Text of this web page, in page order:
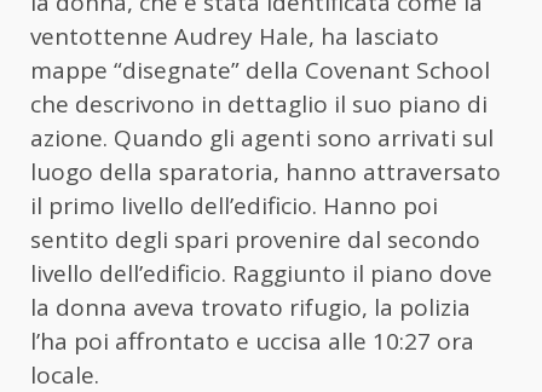
ventottenne Audrey Hale, ha lasciato
mappe “disegnate” della Covenant School
che descrivono in dettaglio il suo piano di
azione. Quando gli agenti sono arrivati sul
luogo della sparatoria, hanno attraversato
il primo livello dell’edificio. Hanno poi
sentito degli spari provenire dal secondo
livello dell’edificio. Raggiunto il piano dove
la donna aveva trovato rifugio, la polizia
l’ha poi affrontato e uccisa alle 10:27 ora
locale.